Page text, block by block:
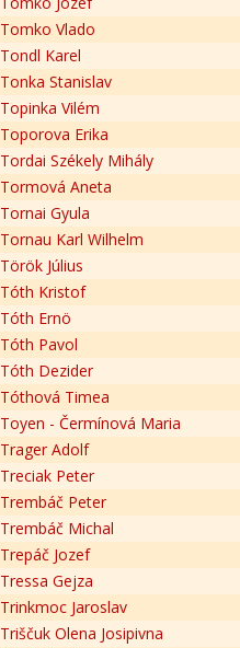
Tomko Vlado
Tondl Karel
Tonka Stanislav
Topinka Vilém
Toporova Erika
Tordai Székely Mihály
Tormová Aneta
Tornai Gyula
Tornau Karl Wilhelm
Török Július
Tóth Kristof
Tóth Ernö
Tóth Pavol
Tóth Dezider
Tóthová Timea
Toyen - Čermínová Maria
Trager Adolf
Treciak Peter
Trembáč Peter
Trembáč Michal
Trepáč Jozef
Tressa Gejza
Trinkmoc Jaroslav
Triščuk Olena Josipivna